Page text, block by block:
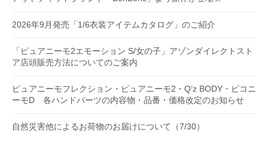
2026年9月発売「1/6衣装アイテムカタログ」のご紹介
「ピュアニーモ2エモーション S/女の子」アゾンダイレクトスト
ア店頭販売方法についてのご案内
ピュアニーモフレクション・ピュアニーモ2・Q’z BODY・ピコニ
ーモD 各ハンドパーツの内容物・品番・価格改定のお知らせ
自然災害他によるお荷物のお届けについて（7/30）